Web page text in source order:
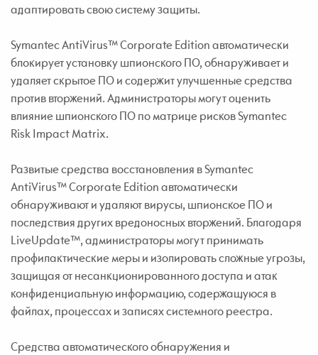
адаптировать свою систему защиты.
Symantec AntiVirus™ Corporate Edition автоматически
блокирует установку шпионского ПО, обнаруживает и
удаляет скрытое ПО и содержит улучшенные средства
против вторжений. Администраторы могут оценить
влияние шпионского ПО по матрице рисков Symantec
Risk Impact Matrix.
Развитые средства восстановления в Symantec
AntiVirus™ Corporate Edition автоматически
обнаруживают и удаляют вирусы, шпионское ПО и
последствия других вредоносных вторжений. Благодаря
LiveUpdate™, администраторы могут принимать
профилактические меры и изолировать сложные угрозы,
защищая от несанкционированного доступа и атак
конфиденциальную информацию, содержащуюся в
файлах, процессах и записях системного реестра.
Средства автоматического обнаружения и